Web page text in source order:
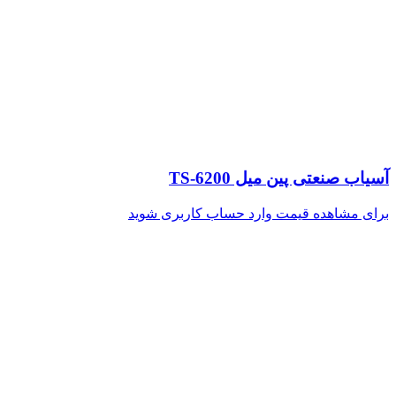
آسیاب صنعتی پین میل TS-6200
برای مشاهده قیمت وارد حساب کاربری شوید